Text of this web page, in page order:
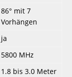
86° mit 7
Vorhängen
ja
5800 MHz
1.8 bis 3.0 Meter